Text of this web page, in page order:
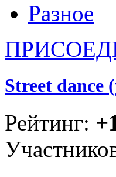
Разное
Street dance
Рейтинг: